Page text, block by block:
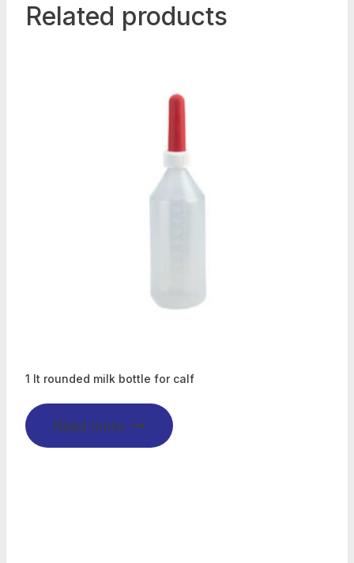
Related products
1 lt rounded milk bottle for calf
Read more